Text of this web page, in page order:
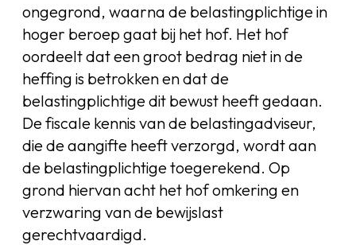
ongegrond, waarna de belastingplichtige in
hoger beroep gaat bij het hof. Het hof
oordeelt dat een groot bedrag niet in de
heffing is betrokken en dat de
belastingplichtige dit bewust heeft gedaan.
De fiscale kennis van de belastingadviseur,
die de aangifte heeft verzorgd, wordt aan
de belastingplichtige toegerekend. Op
grond hiervan acht het hof omkering en
verzwaring van de bewijslast
gerechtvaardigd.